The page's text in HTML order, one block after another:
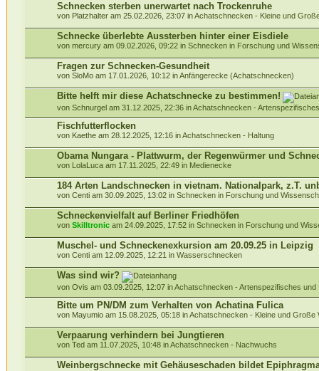
Schnecken sterben unerwartet nach Trockenruhe
von Platzhalter am 25.02.2026, 23:07 inAchatschnecken - Kleine und
Schnecke überlebte Aussterben hinter einer Eisdiele
von mercury am 09.02.2026, 09:22 in Schnecken in Forschung und
Fragen zur Schnecken-Gesundheit
von SloMo am 17.01.2026, 10:12 inAnfängerecke (Achatschnecken)
Bitte helft mir diese Achatschnecke zu bestimmen!
von Schnurgel am 31.12.2025, 22:36 inAchatschnecken -
Fischfutterflocken
von Kaethe am 28.12.2025, 12:16 inAchatschnecken - Haltung
Obama Nungara - Plattwurm, der Regenwürmer und
von LolaLuca am 17.11.2025, 22:49 in Medienecke
184 Arten Landschnecken in vietnam. Nationalpark, z.T.
von Centi am 30.09.2025, 13:02 in Schnecken in Forschung und
Schneckenvielfalt auf Berliner Friedhöfen
von Skilltronicam 24.09.2025, 17:52 in Schnecken in Forschung und
Muschel- und Schneckenexkursion am 20.09.25 in Leipzig
von Centi am 12.09.2025, 12:21 in Wasserschnecken
Was sind wir?
von Ovis am 03.09.2025, 12:07 inAchatschnecken - Artenspezifisches und
Bitte um PN/DM zum Verhalten von Achatina Fulica
von Mayumio am 15.08.2025, 05:18 inAchatschnecken - Kleine und Große
Verpaarung verhindern bei Jungtieren
von Ted am 11.07.2025, 10:48 inAchatschnecken - Nachwuchs
Weinbergschnecke mit Gehäuseschaden bildet